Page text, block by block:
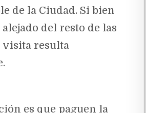
de la Ciudad. Si bien
del resto de las
visita resulta
es que paguen la